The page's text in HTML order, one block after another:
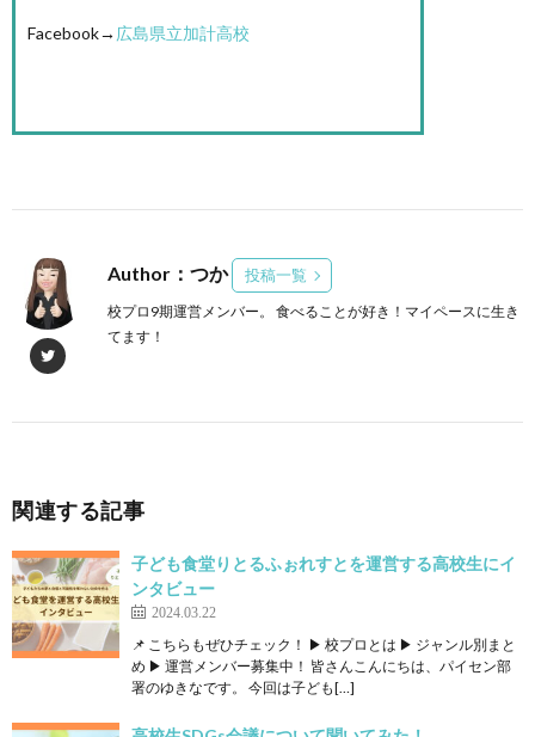
Facebook→ 広島県立加計高校
Author：つか 投稿一覧
校プロ9期運営メンバー。 食べることが好き！マイペースに生き
てます！
関連する記事
子ども食堂りとるふぉれすとを運営する高校生にイ
ンタビュー
2024.03.22
📌 こちらもぜひチェック！ ▶ 校プロとは ▶ ジャンル別まと
め ▶ 運営メンバー募集中！ 皆さんこんにちは、パイセン部
署のゆきなです。 今回は子ども[…]